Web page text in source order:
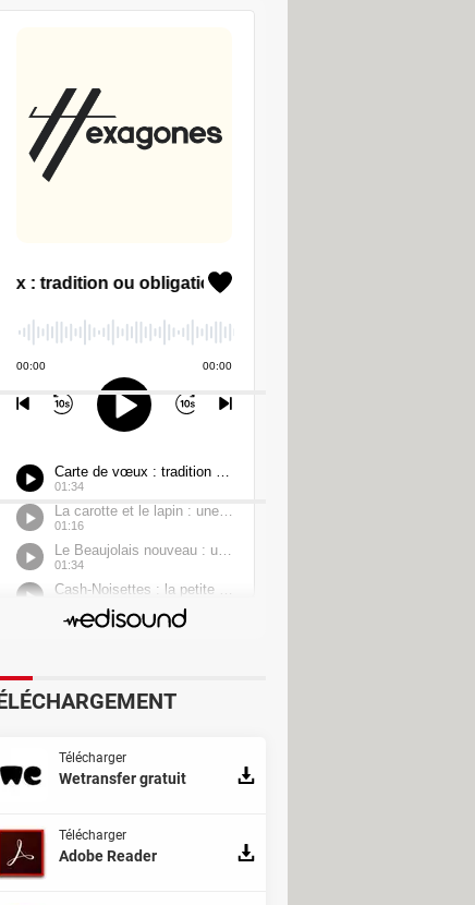
Télécharger
Wetransfer gratuit
Télécharger
Adobe Reader